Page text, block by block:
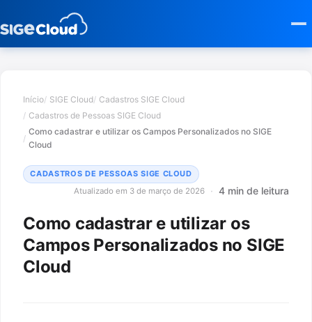
Início SIGE Cloud Cadastros SIGE Cloud
Cadastros de Pessoas SIGE Cloud
Como cadastrar e utilizar os Campos Personalizados no SIGE
Cloud
CADASTROS DE PESSOAS SIGE CLOUD
Atualizado em 3 de março de 2026
4 min de leitura
Como cadastrar e utilizar os
Campos Personalizados no SIGE
Cloud